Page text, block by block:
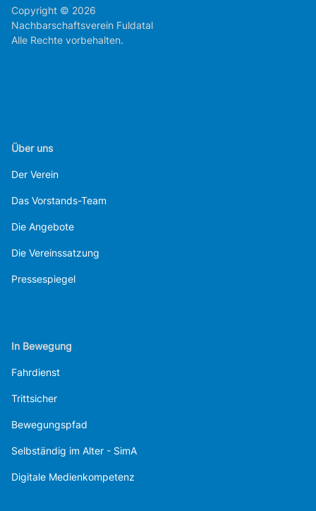
Copyright © 2026
Nachbarschaftsverein Fuldatal
Alle Rechte vorbehalten.
Über uns
Der Verein
Das Vorstands-Team
Die Angebote
Die Vereinssatzung
Pressespiegel
In Bewegung
Fahrdienst
Trittsicher
Bewegungspfad
Selbständig im Alter - SimA
Digitale Medienkompetenz